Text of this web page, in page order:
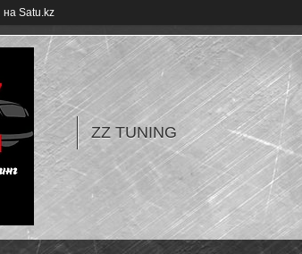
на Satu.kz
ZZ TUNING